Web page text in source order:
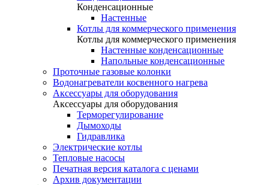
Конденсационные
Настенные
Котлы для коммерческого применения
Котлы для коммерческого применения
Настенные конденсационные
Напольные конденсационные
Проточные газовые колонки
Водонагреватели косвенного нагрева
Аксессуары для оборудования
Аксессуары для оборудования
Терморегулирование
Дымоходы
Гидравлика
Электрические котлы
Тепловые насосы
Печатная версия каталога с ценами
Архив документации